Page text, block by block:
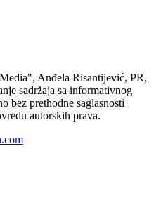
Anđela Risantijević, PR,
sadržaja sa informativnog
bez prethodne saglasnosti
autorskih prava.